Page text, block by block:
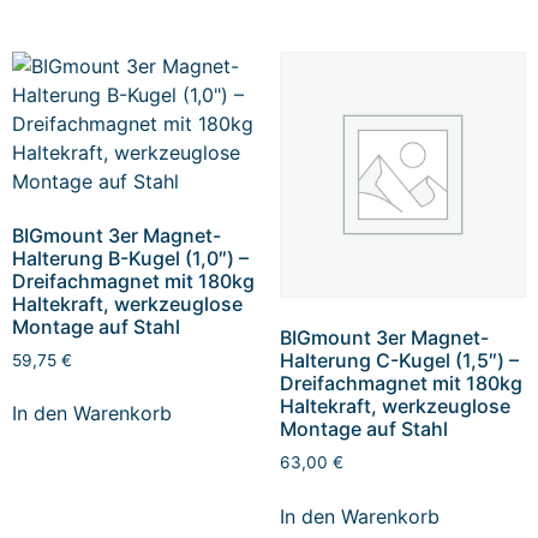
BIGmount 3er Magnet-
Halterung B-Kugel (1,0″) –
Dreifachmagnet mit 180kg
Haltekraft, werkzeuglose
Montage auf Stahl
59,75 €
In den Warenkorb
BIGmount 3er Magnet-
Halterung C-Kugel (1,5″) –
Dreifachmagnet mit 180kg
Haltekraft, werkzeuglose
Montage auf Stahl
63,00 €
In den Warenkorb